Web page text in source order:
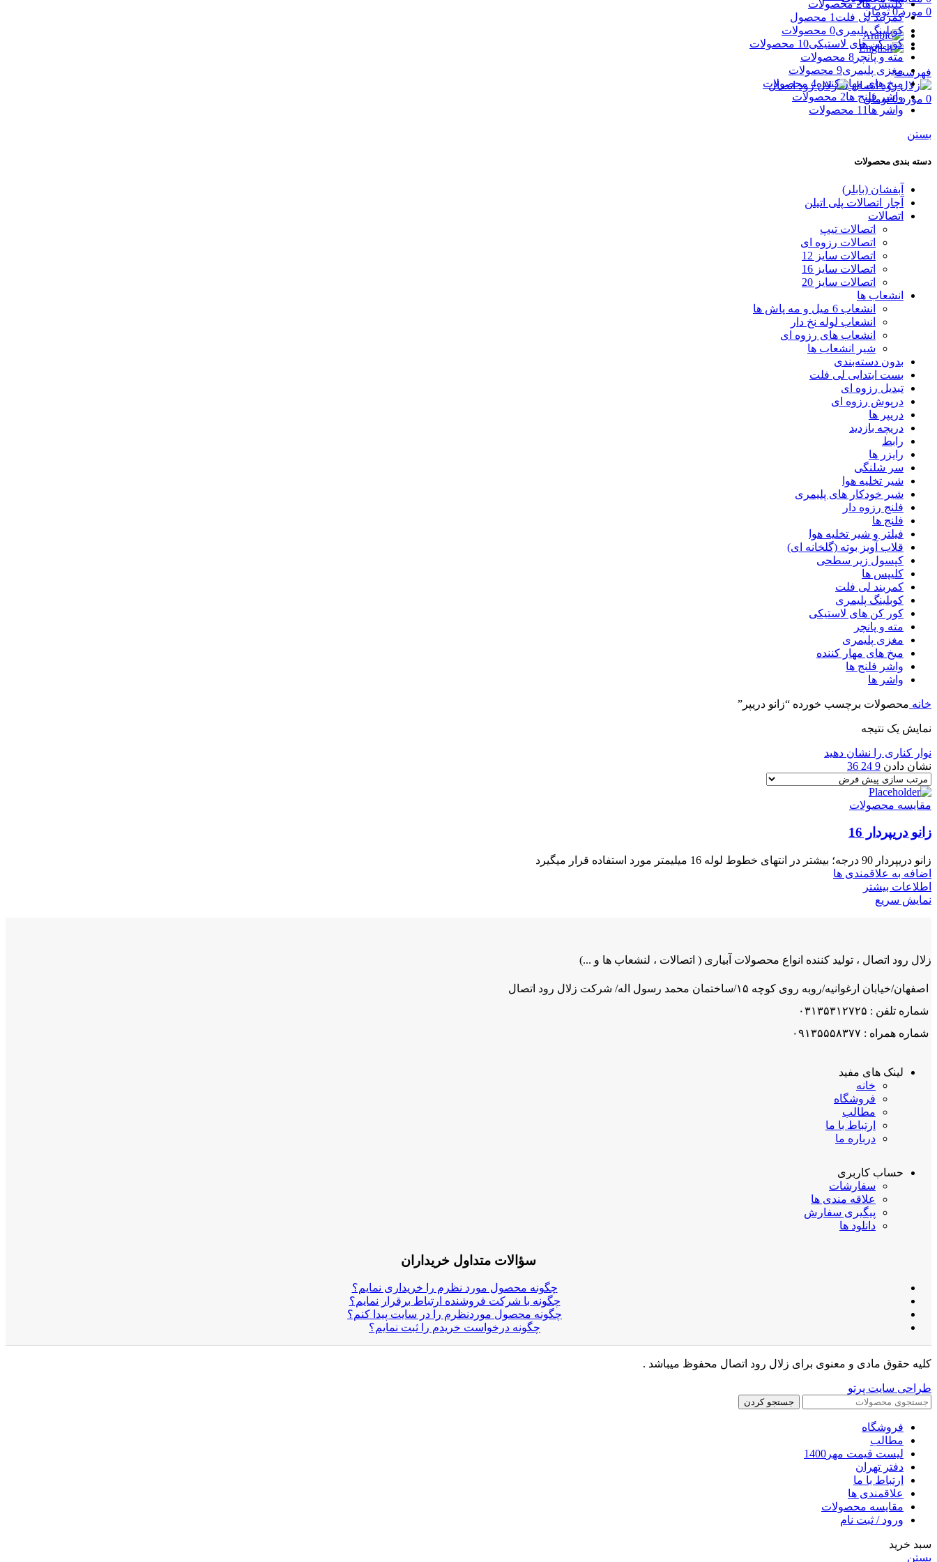
0 مورد 0 تومان
فهرست
0 مورد 0 تومان
کلیپس ها2 محصولات
کمربند لی فلت 1 محصول
کوبلینگ پلیمری0 محصولات
کور کن های لاستیکی10 محصولات
مته و پانچر 8 محصولات
مغزی پلیمری9 محصولات
میخ های مهار کننده4 محصولات
واشر فلنج ها2 محصولات
واشر ها 11 محصولات
بستن
دسته بندی محصولات
آبفشان (بابلر)
آچار اتصالات پلی اتیلن
اتصالات
اتصالات تیپ
اتصالات رزوه ای
اتصالات سایز 12
اتصالات سایز 16
اتصالات سایز 20
انشعاب ها
انشعاب 6 میل و مه پاش ها
انشعاب لوله نخ دار
انشعاب های رزوه ای
شیر انشعاب ها
بدون دسته‌بندی
بست ابتدایی لی فلت
تبدیل رزوه ای
درپوش رزوه ای
دریپر ها
دریچه بازدید
رابط
رایزر ها
سر شلنگی
شیر تخلیه هوا
شیر خودکار های پلیمری
فلنج رزوه دار
فلنج ها
فیلتر و شیر تخلیه هوا
قلاب آویز بوته (گلخانه ای)
کپسول زیر سطحی
کلیپس ها
کمربند لی فلت
کوبلینگ پلیمری
کور کن های لاستیکی
مته و پانچر
مغزی پلیمری
میخ های مهار کننده
واشر فلنج ها
واشر ها
خانه محصولات برچسب خورده “زانو دریپر”
نمایش یک نتیجه
نوار کناری را نشان دهید
نشان دادن 9
24
36
مقایسه محصولات
زانو دریپردار 16
زانو دریپردار 90 درجه؛ بیشتر در انتهای خطوط لوله 16 میلیمتر مورد استفاده قرار میگیرد
اضافه به علاقمندی ها
اطلاعات بیشتر
نمایش سریع
زلال رود اتصال ، تولید کننده انواع محصولات آبیاری ( اتصالات ، لنشعاب ها و ...)
اصفهان/خیابان ارغوانیه/روبه روی کوچه ۱۵/ساختمان محمد رسول اله/ شرکت زلال رود اتصال
شماره تلفن : ۰۳۱۳۵۳۱۲۷۲۵
شماره همراه : ۰۹۱۳۵۵۵۸۳۷۷
لینک های مفید
خانه
فروشگاه
مطالب
ارتباط با ما
درباره ما
حساب کاربری
سفارشات
علاقه مندی ها
پیگیری سفارش
دانلود ها
سؤالات متداول خریداران
چگونه محصول مورد نظرم را خریداری نمایم؟
چگونه با شرکت فروشنده ارتباط برقرار نمایم؟
چگونه محصول موردنظرم را در سایت پیدا کنم؟
چگونه درخواست خریدم را ثبت نمایم؟
کلیه حقوق مادی و معنوی برای زلال رود اتصال محفوظ میباشد .
طراحی سایت پرتو
جستجو کردن
فروشگاه
مطالب
لیست قیمت مهر1400
دفتر تهران
ارتباط با ما
علاقمندی ها
مقایسه محصولات
ورود / ثبت نام
سبد خرید
بستن